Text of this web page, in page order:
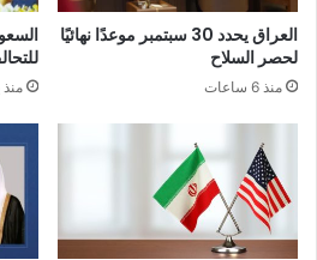
العراق يحدد 30 سبتمبر موعدًا نهائيًا
لحصر السلاح
منذ 6 ساعات منذ